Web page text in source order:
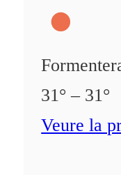
31° – 31°
Veure la